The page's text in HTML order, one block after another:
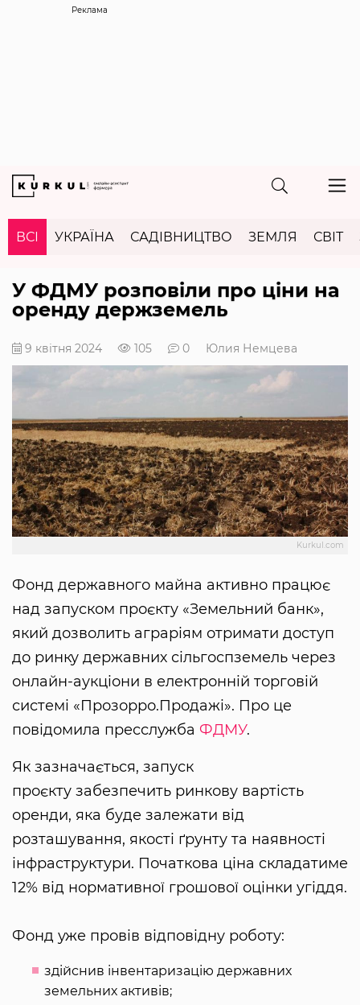
Реклама
ВСІ УКРАЇНА САДІВНИЦТВО ЗЕМЛЯ СВІТ
У ФДМУ розповіли про ціни на
оренду держземель
9 квітня 2024 105 0 Юлия Немцева
Kurkul.com
Фонд державного майна активно працює
над запуском проєкту «Земельний банк»,
який дозволить аграріям отримати доступ
до ринку державних сільгоспземель через
онлайн-аукціони в електронній торговій
системі «Прозорро.Продажі». Про це
повідомила пресслужба ФДМУ.
Як зазначається, запуск
проєкту забезпечить ринкову вартість
оренди, яка буде залежати від
розташування, якості ґрунту та наявності
інфраструктури. Початкова ціна складатиме
12% від нормативної грошової оцінки угіддя.
Фонд уже провів відповідну роботу:
здійснив інвентаризацію державних
земельних активів;